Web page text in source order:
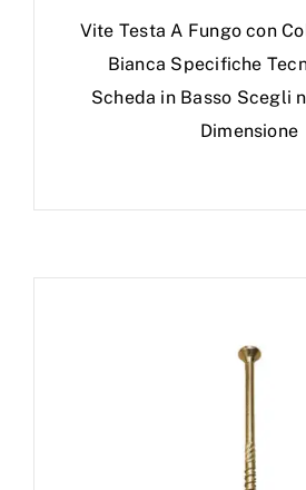
Vite Testa A Fungo con
Bianca Specifiche
Scheda in Basso Scegli
Dimensione